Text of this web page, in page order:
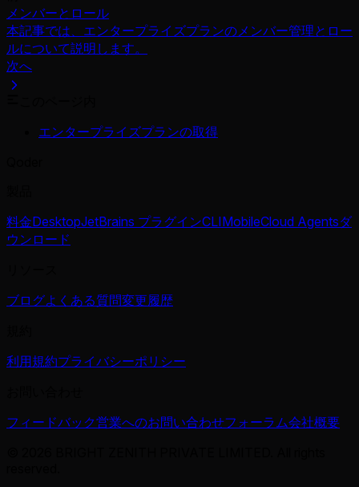
メンバーとロール
本記事では、エンタープライズプランのメンバー管理とロー
ルについて説明します。
次へ
エンタープライズプランの取得
料金DesktopJetBrains プラグインCLIMobileCloud Agentsダ
ウンロード
ブログよくある質問変更履歴
利用規約プライバシーポリシー
フィードバック営業へのお問い合わせフォーラム会社概要